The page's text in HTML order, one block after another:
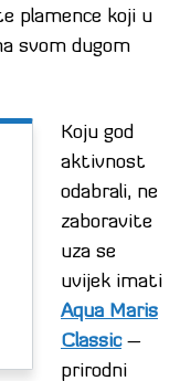
plamence koji u
svom dugom
Koju god
aktivnost
odabrali, ne
zaboravite
uza se
uvijek imati
Aqua Maris
Classic–
prirodni